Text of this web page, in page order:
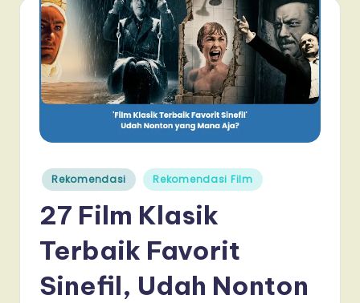
Posted
in
Rekomendasi Rekomendasi Film
27 Film Klasik
Terbaik Favorit
Sinefil, Udah Nonton